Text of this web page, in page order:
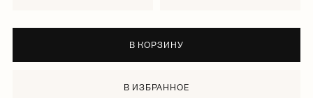
В КОРЗИНУ
В ИЗБРАННОЕ